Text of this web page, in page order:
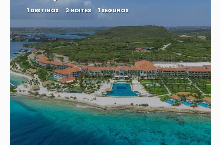
1 DESTINOS 3 NOITES 1 SEGUROS